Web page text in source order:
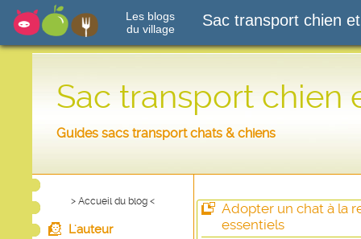
Les blogs
du village
Sac transport chien
Sac transport chien
Guides sacs transport chats & chiens
> Accueil du blog <
L'auteur
Adopter un chat à la
essentiels